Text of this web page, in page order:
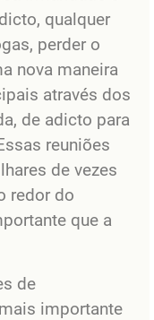
qualquer
perder o
nova maneira
através dos
de adicto para
reuniões
de vezes
redor do
que a
de
importante